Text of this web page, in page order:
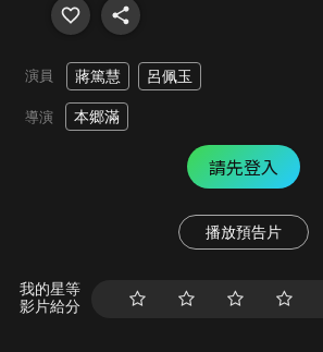
演員 蔣篤慧 呂佩玉
導演 本郷滿
請先登入
播放預告片
我的星等
影片給分